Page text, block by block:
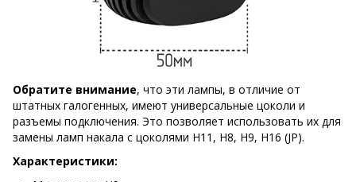
Обратите внимание, что эти лампы, в отличие от
штатных галогенных, имеют универсальные цоколи и
разъемы подключения. Это позволяет использовать их для
замены ламп накала с цоколями H11, H8, H9, H16 (JP).
Характеристики: